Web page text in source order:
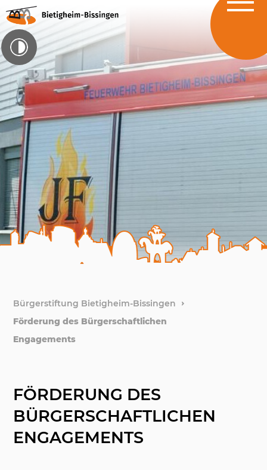
Bürgerstiftung Bietigheim-Bissingen
Förderung des Bürgerschaftlichen
Engagements
FÖRDERUNG DES
BÜRGERSCHAFTLICHEN
ENGAGEMENTS